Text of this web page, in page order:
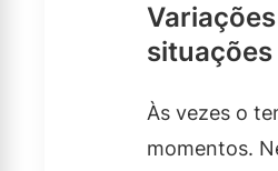
Às vezes o
momentos.